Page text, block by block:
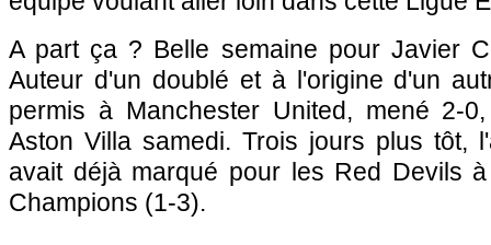
A part ça ? Belle semaine pour Javier
Auteur d'un doublé et à l'origine d'un
permis à Manchester United, mené 2-
Aston Villa samedi. Trois jours plus tôt,
avait déjà marqué pour les Red Devils
Champions (1-3).